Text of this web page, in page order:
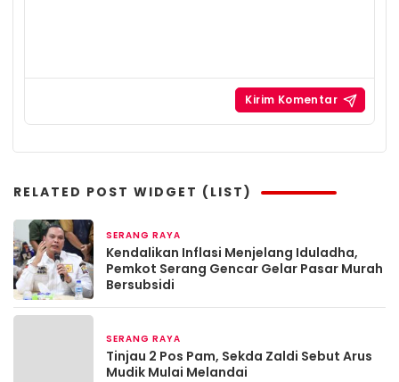
RELATED POST WIDGET (LIST)
SERANG RAYA
Kendalikan Inflasi Menjelang Iduladha,
Pemkot Serang Gencar Gelar Pasar Murah
Bersubsidi
SERANG RAYA
Tinjau 2 Pos Pam, Sekda Zaldi Sebut Arus
Mudik Mulai Melandai